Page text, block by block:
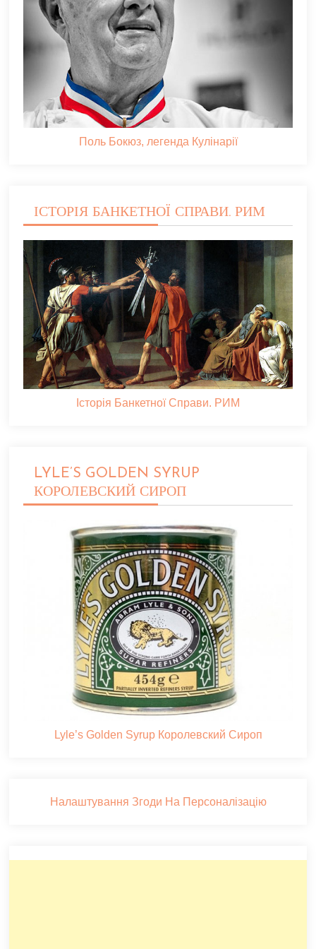
Поль Бокюз, легенда Кулінарії
ІСТОРІЯ БАНКЕТНОЇ СПРАВИ. РИМ
Історія Банкетної Справи. РИМ
LYLE’S GOLDEN SYRUP
КОРОЛЕВСКИЙ СИРОП
Lyle’s Golden Syrup Королевский Сироп
Налаштування Згоди На Персоналізацію